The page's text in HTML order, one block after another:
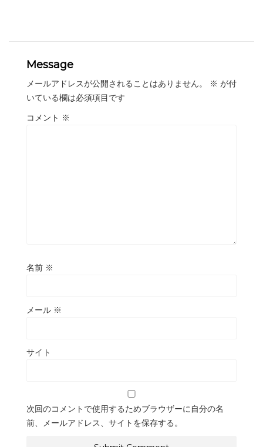
Message
メールアドレスが公開されることはありません。 ※ が付
いている欄は必須項目です
コメント ※
名前 ※
メール ※
サイト
次回のコメントで使用するためブラウザーに自分の名
前、メールアドレス、サイトを保存する。